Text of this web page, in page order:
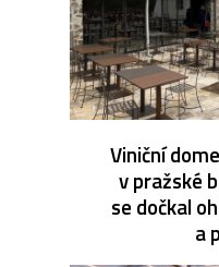
Viniční
v pražské
se dočkal
a